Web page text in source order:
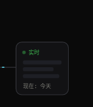
实时
现在: 今天